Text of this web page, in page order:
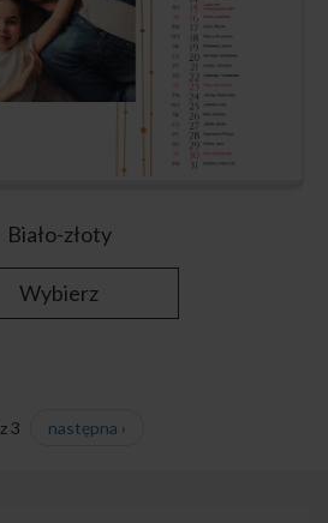
Biało-złoty
Wybierz
3 następna ›